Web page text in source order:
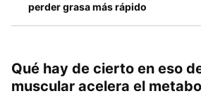
perder grasa más rápido
Qué hay de cierto en eso
muscular acelera el